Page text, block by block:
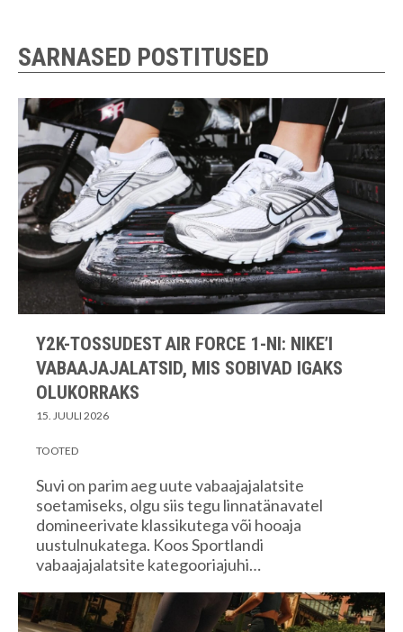
SARNASED POSTITUSED
Y2K-TOSSUDEST AIR FORCE 1-NI: NIKE’I
VABAAJAJALATSID, MIS SOBIVAD IGAKS
OLUKORRAKS
15. JUULI 2026
TOOTED
Suvi on parim aeg uute vabaajajalatsite
soetamiseks, olgu siis tegu linnatänavatel
domineerivate klassikutega või hooaja
uustulnukatega. Koos Sportlandi
vabaajajalatsite kategooriajuhi…